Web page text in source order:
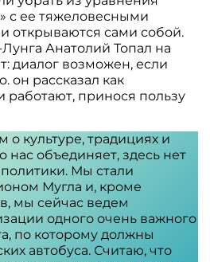
с ее тяжеловесными
открываются сами собой.
Анатолий Топал на
диалог возможен, если
он рассказал как
работают, принося пользу
о культуре, традициях и
нас объединяет, здесь нет
Мы стали
Мугла и, кроме
мы сейчас ведем
одного очень важного
по которому должны
автобуса. Считаю, что